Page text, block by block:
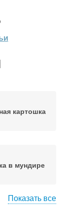
картошка
в мундире
Показать все